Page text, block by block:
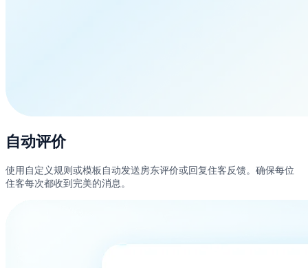
自动评价
使用自定义规则或模板自动发送房东评价或回复住客反馈。确保每位
住客每次都收到完美的消息。